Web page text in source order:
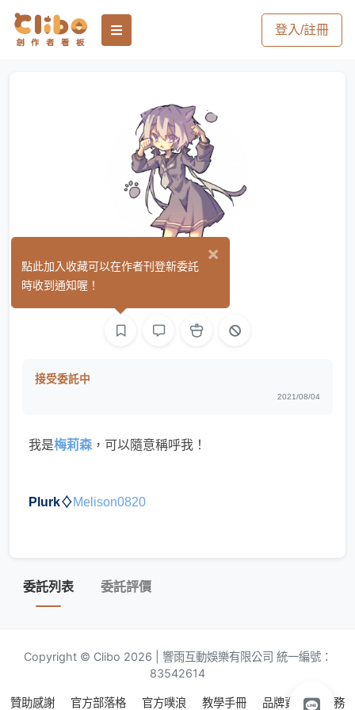
登入/註冊
梅莉森
接受委託中
2021/08/04
我是梅莉森 ，可以隨意稱呼我！
Plurk♢Melison0820
委託列表 委託評價
Copyright © Clibo 2026 | 響雨互動娛樂有限公司 統一編號：
83542614
贊助感謝 官方部落格 官方噗浪 教學手冊 品牌資源 服務
×
點此加入收藏可以在作者刊登新委託
時收到通知喔！